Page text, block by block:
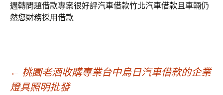
週轉問題借款專案很好評汽車借款竹北汽車借款且車輛仍
然您財務採用借款
文
← 桃園老酒收購專業台中烏日汽車借款的企業
燈具照明批發